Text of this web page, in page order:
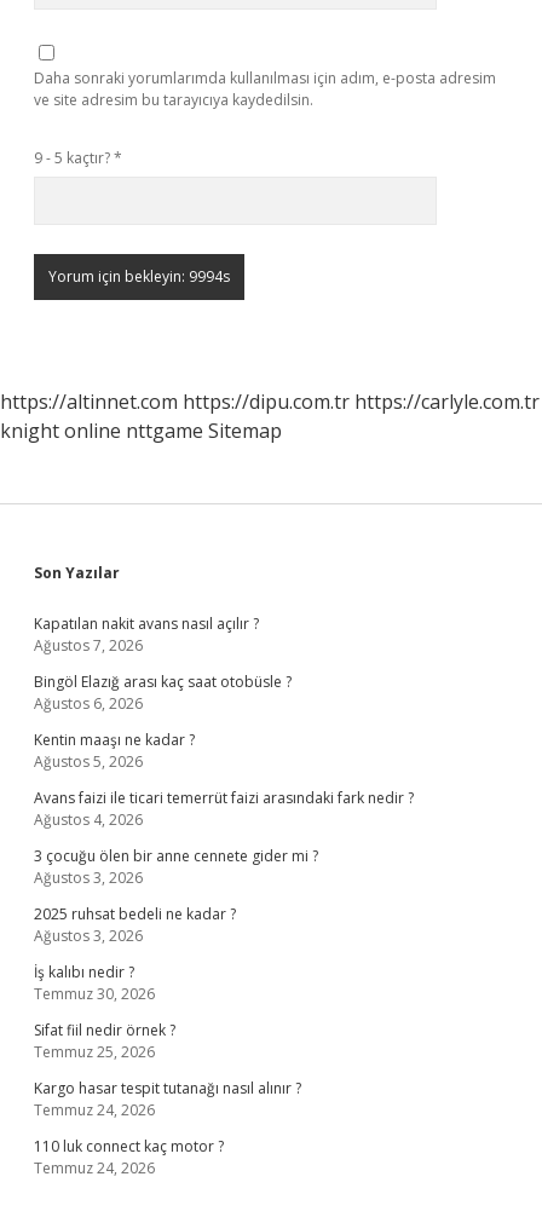
Daha sonraki yorumlarımda kullanılması için adım, e-posta adresim
ve site adresim bu tarayıcıya kaydedilsin.
9 - 5 kaçtır?*
https://altinnet.com https://dipu.com.tr https://carlyle.com.tr
knight online nttgame Sitemap
Sidebar
Son Yazılar
Kapatılan nakit avans nasıl açılır ?
Ağustos 7, 2026
Bingöl Elazığ arası kaç saat otobüsle ?
Ağustos 6, 2026
Kentin maaşı ne kadar ?
Ağustos 5, 2026
Avans faizi ile ticari temerrüt faizi arasındaki fark nedir ?
Ağustos 4, 2026
3 çocuğu ölen bir anne cennete gider mi ?
Ağustos 3, 2026
2025 ruhsat bedeli ne kadar ?
Ağustos 3, 2026
İş kalıbı nedir ?
Temmuz 30, 2026
Sifat fiil nedir örnek ?
Temmuz 25, 2026
Kargo hasar tespit tutanağı nasıl alınır ?
Temmuz 24, 2026
110 luk connect kaç motor ?
Temmuz 24, 2026